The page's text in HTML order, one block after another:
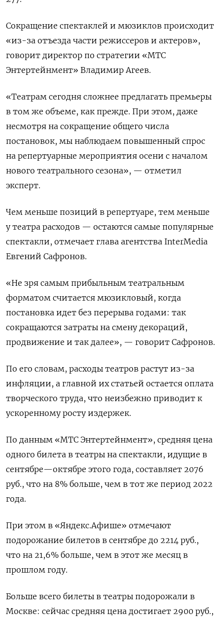
Сокращение спектаклей и мюзиклов происходит
«из-за отъезда части режиссеров и актеров»,
говорит директор по стратегии «МТС
Энтертейнмент» Владимир Агеев.
«Театрам сегодня сложнее предлагать премьеры
в том же объеме, как прежде. При этом, даже
несмотря на сокращение общего числа
постановок, мы наблюдаем повышенный спрос
на репертуарные мероприятия осени с началом
нового театрального сезона», — отметил
эксперт.
Чем меньше позиций в репертуаре, тем меньше
у театра расходов — остаются самые популярные
спектакли, отмечает глава агентства InterMedia
Евгений Сафронов.
«Не зря самым прибыльным театральным
форматом считается мюзикловый, когда
постановка идет без перерыва годами: так
сокращаются затраты на смену декораций,
продвижение и так далее», — говорит Сафронов.
По его словам, расходы театров растут из-за
инфляции, а главной их статьей остается оплата
творческого труда, что неизбежно приводит к
ускоренному росту издержек.
По данным «МТС Энтертейнмент», средняя цена
одного билета в театры на спектакли, идущие в
сентябре—октябре этого года, составляет 2076
руб., что на 8% больше, чем в тот же период 2022
года.
При этом в «Яндекс.Афише» отмечают
подорожание билетов в сентябре до 2214 руб.,
что на 21,6% больше, чем в этот же месяц в
прошлом году.
Больше всего билеты в театры подорожали в
Москве: сейчас средняя цена достигает 2900 руб.,